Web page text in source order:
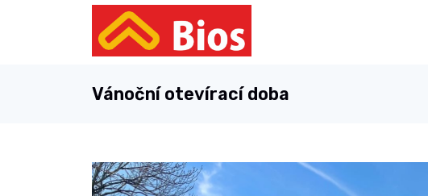
Vánoční otevírací doba